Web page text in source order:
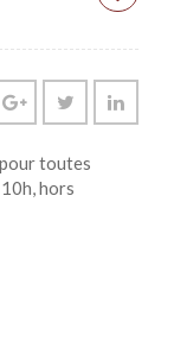
toutes
hors